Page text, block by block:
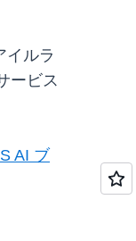
イルラ
ービス
AI ブ